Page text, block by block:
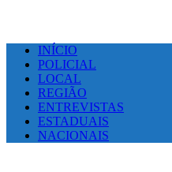
INÍCIO
POLICIAL
LOCAL
REGIÃO
ENTREVISTAS
ESTADUAIS
NACIONAIS